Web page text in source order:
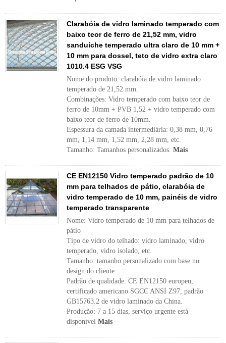
Clarabóia de vidro laminado temperado com
baixo teor de ferro de 21,52 mm, vidro
sanduíche temperado ultra claro de 10 mm +
10 mm para dossel, teto de vidro extra claro
1010.4 ESG VSG
Nome do produto: clarabóia de vidro laminado
temperado de 21,52 mm.
Combinações: Vidro temperado com baixo teor de
ferro de 10mm + PVB 1,52 + vidro temperado com
baixo teor de ferro de 10mm.
Espessura da camada intermediária: 0,38 mm, 0,76
mm, 1,14 mm, 1,52 mm, 2,28 mm, etc.
Tamanho: Tamanhos personalizados. Mais
CE EN12150 Vidro temperado padrão de 10
mm para telhados de pátio, clarabóia de
vidro temperado de 10 mm, painéis de vidro
temperado transparente
Nome: Vidro temperado de 10 mm para telhados de
pátio
Tipo de vidro do telhado: vidro laminado, vidro
temperado, vidro isolado, etc.
Tamanho: tamanho personalizado com base no
design do cliente
Padrão de qualidade: CE EN12150 europeu,
certificado americano SGCC ANSI Z97, padrão
GB15763.2 de vidro laminado da China.
Produção: 7 a 15 dias, serviço urgente está
disponível Mais